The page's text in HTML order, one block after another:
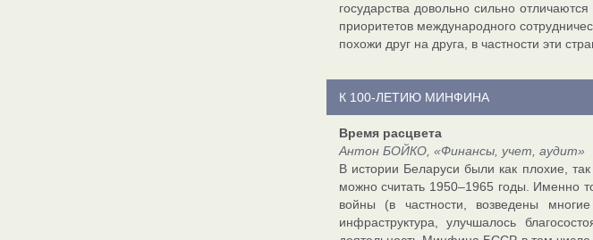
государства довольно сильно
приоритетов международного
похожи друг на друга, в частности эти
К 100-ЛЕТИЮ МИНФИНА
Время расцвета
Антон БОЙКО, «Финансы, учет, аудит»
В истории Беларуси были как плохие,
можно считать 1950–1965 годы. Именно
войны (в частности, возведены
инфраструктура, улучшалось